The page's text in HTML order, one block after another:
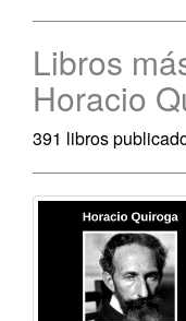
Libros
Horacio
391 libros